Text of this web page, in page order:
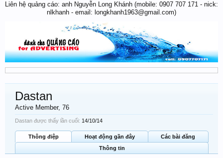
Liên hệ quảng cáo: anh Nguyễn Long Khánh (mobile: 0907 707 171 - nick:
nlkhanh - email: longkhanh1963@gmail.com)
Dastan
Active Member, 76
Dastan được thấy lần cuối: 14/10/14
Thông điệp Hoạt động gần đây
Các bài đăng
Thông tin